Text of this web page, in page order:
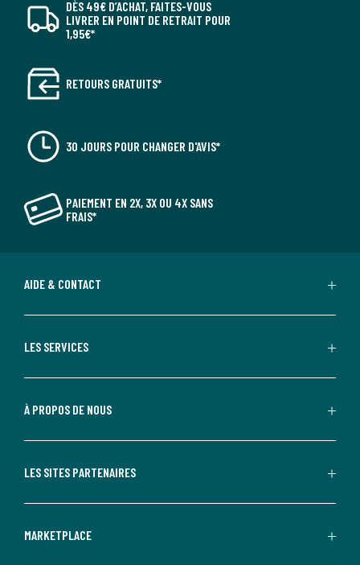
DÈS 49€ D’ACHAT, FAITES-VOUS
LIVRER EN POINT DE RETRAIT POUR
1,95€*
RETOURS GRATUITS*
30 JOURS POUR CHANGER D'AVIS*
PAIEMENT EN 2X, 3X OU 4X SANS
FRAIS*
AIDE & CONTACT
LES SERVICES
À PROPOS DE NOUS
LES SITES PARTENAIRES
MARKETPLACE